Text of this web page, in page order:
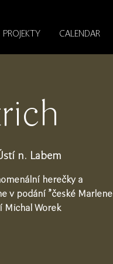
PROJEKTY CALENDAR
n. Labem
herečky a
v podání "české Marlene
Michal Worek